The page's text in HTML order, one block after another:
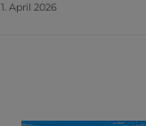
1. April 2026